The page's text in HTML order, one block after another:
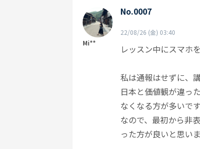
Mi**
No.0007
22/08/26 (金) 03:40
レッスン中にスマホ
私は通報はせずに、
日本と価値観が違っ
なくなる方が多いです
なので、最初から非
った方が良いと思い